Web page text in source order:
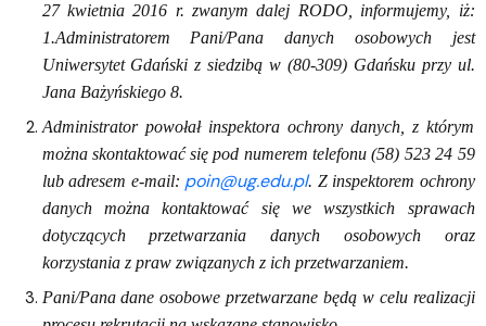
27 kwietnia 2016 r. zwanym dalej RODO, informujemy, iż:
1.Administratorem Pani/Pana danych osobowych jest
Uniwersytet Gdański z siedzibą w (80-309) Gdańsku przy ul.
Jana Bażyńskiego 8.
Administrator powołał inspektora ochrony danych, z którym
można skontaktować się pod numerem telefonu (58) 523 24 59
lub adresem e-mail: poin@ug.edu.pl. Z inspektorem ochrony
danych można kontaktować się we wszystkich sprawach
dotyczących przetwarzania danych osobowych oraz
korzystania z praw związanych z ich przetwarzaniem.
Pani/Pana dane osobowe przetwarzane będą w celu realizacji